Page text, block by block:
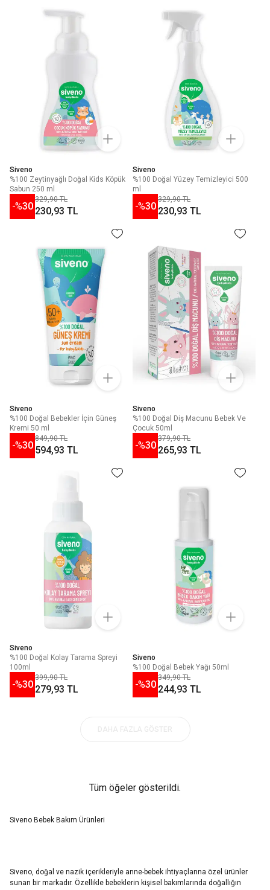
Siveno
%100 Zeytinyağlı Doğal Kids Köpük
Sabun 250 ml
-%30
329,90 TL
230,93 TL
Siveno
%100 Doğal Yüzey Temizleyici 500
ml
-%30
329,90 TL
230,93 TL
Siveno
%100 Doğal Bebekler İçin Güneş
Kremi 50 ml
-%30
849,90 TL
594,93 TL
Siveno
%100 Doğal Diş Macunu Bebek Ve
Çocuk 50ml
-%30
379,90 TL
265,93 TL
Siveno
%100 Doğal Kolay Tarama Spreyi
100ml
-%30
399,90 TL
279,93 TL
Siveno
%100 Doğal Bebek Yağı 50ml
-%30
349,90 TL
244,93 TL
Tüm öğeler gösterildi.
Siveno Bebek Bakım Ürünleri
Siveno, doğal ve nazik içerikleriyle anne-bebek ihtiyaçlarına özel ürünler
sunan bir markadır. Özellikle bebeklerin kişisel bakımlarında doğallığın